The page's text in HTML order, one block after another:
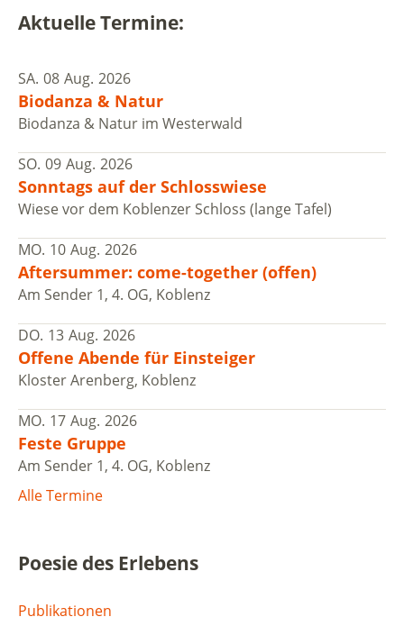
Aktuelle Termine:
SA. 08 Aug. 2026
Biodanza & Natur
Biodanza & Natur im Westerwald
SO. 09 Aug. 2026
Sonntags auf der Schlosswiese
Wiese vor dem Koblenzer Schloss (lange Tafel)
MO. 10 Aug. 2026
Aftersummer: come-together (offen)
Am Sender 1, 4. OG, Koblenz
DO. 13 Aug. 2026
Offene Abende für Einsteiger
Kloster Arenberg, Koblenz
MO. 17 Aug. 2026
Feste Gruppe
Am Sender 1, 4. OG, Koblenz
Alle Termine
Poesie des Erlebens
Publikationen